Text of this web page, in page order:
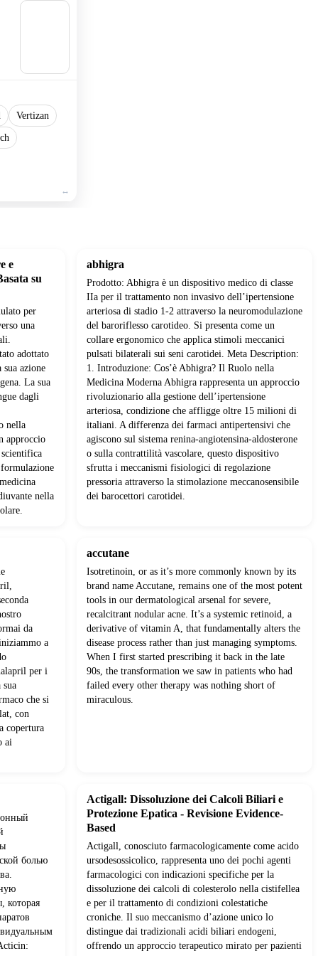
Vertizan
e
su
per
una
adottato
azione
La sua
dagli
nella
approccio
nella
abhigra
Prodotto: Abhigra è un dispositivo medico di classe
IIa per il trattamento non invasivo dell’ipertensione
arteriosa di stadio 1-2 attraverso la neuromodulazione
del baroriflesso carotideo. Si presenta come un
collare ergonomico che applica stimoli meccanici
pulsati bilaterali sui seni carotidei. Meta Description:
1. Introduzione: Cos’è Abhigra? Il Ruolo nella
Medicina Moderna Abhigra rappresenta un approccio
rivoluzionario alla gestione dell’ipertensione
arteriosa, condizione che affligge oltre 15 milioni di
italiani. A differenza dei farmaci antipertensivi che
agiscono sul sistema renina-angiotensina-aldosterone
o sulla contrattilità vascolare, questo dispositivo
sfrutta i meccanismi fisiologici di regolazione
pressoria attraverso la stimolazione meccanosensibile
dei barocettori carotidei.
da
a
per i
che si
con
copertura
ai
accutane
Isotretinoin, or as it’s more commonly known by its
brand name Accutane, remains one of the most potent
tools in our dermatological arsenal for severe,
recalcitrant nodular acne. It’s a systemic retinoid, a
derivative of vitamin A, that fundamentally alters the
disease process rather than just managing symptoms.
When I first started prescribing it back in the late
90s, the transformation we saw in patients who had
failed every other therapy was nothing short of
miraculous.
болью
которая
Actigall: Dissoluzione dei Calcoli Biliari e
Protezione Epatica - Revisione Evidence-
Based
Actigall, conosciuto farmacologicamente come acido
ursodesossicolico, rappresenta uno dei pochi agenti
farmacologici con indicazioni specifiche per la
dissoluzione dei calcoli di colesterolo nella cistifellea
e per il trattamento di condizioni colestatiche
croniche. Il suo meccanismo d’azione unico lo
distingue dai tradizionali acidi biliari endogeni,
offrendo un approccio terapeutico mirato per pazienti